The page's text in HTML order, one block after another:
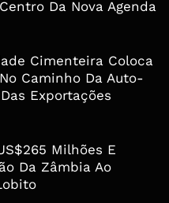
Da Nova Agenda
Cimenteira Coloca
Caminho Da Auto-
Exportações
Milhões E
Da Zâmbia Ao